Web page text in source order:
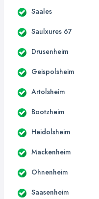
Saales
Saulxures 67
Drusenheim
Geispolsheim
Artolsheim
Bootzheim
Heidolsheim
Mackenheim
Ohnenheim
Saasenheim